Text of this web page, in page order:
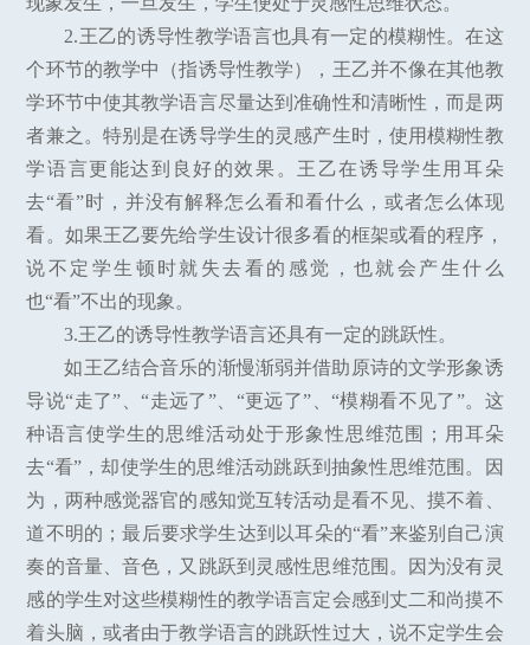
2.王乙的诱导性教学语言也具有一定的模糊性。在这
个环节的教学中（指诱导性教学），王乙并不像在其他教
学环节中使其教学语言尽量达到准确性和清晰性，而是两
者兼之。特别是在诱导学生的灵感产生时，使用模糊性教
学语言更能达到良好的效果。王乙在诱导学生用耳朵
去“看”时，并没有解释怎么看和看什么，或者怎么体现
看。如果王乙要先给学生设计很多看的框架或看的程序，
说不定学生顿时就失去看的感觉，也就会产生什么
也“看”不出的现象。
3.王乙的诱导性教学语言还具有一定的跳跃性。
如王乙结合音乐的渐慢渐弱并借助原诗的文学形象诱
导说“走了”、“走远了”、“更远了”、“模糊看不见了”。这
种语言使学生的思维活动处于形象性思维范围；用耳朵
去“看”，却使学生的思维活动跳跃到抽象性思维范围。因
为，两种感觉器官的感知觉互转活动是看不见、摸不着、
道不明的；最后要求学生达到以耳朵的“看”来鉴别自己演
奏的音量、音色，又跳跃到灵感性思维范围。因为没有灵
感的学生对这些模糊性的教学语言定会感到丈二和尚摸不
着头脑，或者由于教学语言的跳跃性过大，说不定学生会